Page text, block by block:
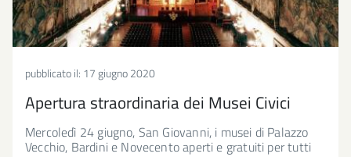
pubblicato il: 17 giugno 2020
Apertura straordinaria dei Musei Civici
Mercoledì 24 giugno, San Giovanni, i musei di Palazzo
Vecchio, Bardini e Novecento aperti e gratuiti per tutti